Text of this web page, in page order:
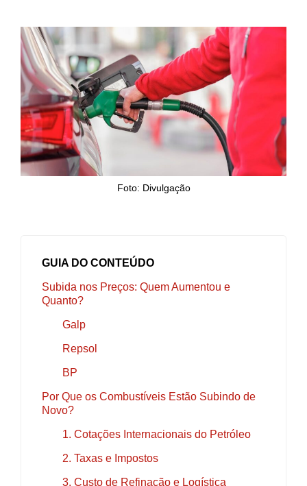
Foto: Divulgação
GUIA DO CONTEÚDO
Subida nos Preços: Quem Aumentou e
Quanto?
Galp
Repsol
BP
Por Que os Combustíveis Estão Subindo de
Novo?
1. Cotações Internacionais do Petróleo
2. Taxas e Impostos
3. Custo de Refinação e Logística